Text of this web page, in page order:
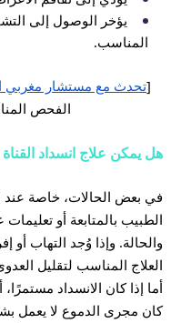
يؤخر الوصول إلى
المناسب.
[تحدث مع مستشار مغربي
الفحص
هل يمكن علاج انسداد
في بعض الحالات، خاصة عند
الطبيب بالمتابعة أو
والحالة. وإذا وُجد التهاب
العلاج المناسب لتقليل
أما إذا كان الانسداد مستمرًا،
كان مجرى الدموع لا يعمل